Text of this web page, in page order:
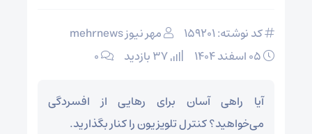
کد نوشته: 159201
مهر نیوز mehrnews
۰
آیا راهی آسان برای رهایی از افسردگی
می‌خواهید؟ کنترل تلویزیون را کنار بگذارید.